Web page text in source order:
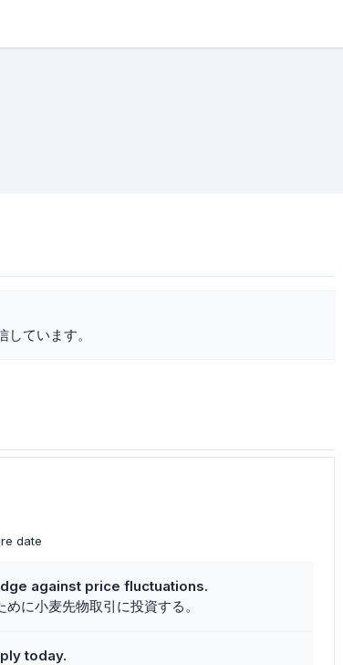
ています。
date
against price fluctuations.
に小麦先物取引に投資する。
today.